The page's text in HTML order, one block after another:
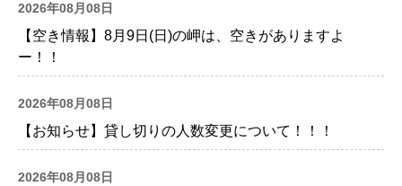
2026年08月08日
【空き情報】8月9日(日)の岬は、空きがありますよ
ー！！
2026年08月08日
【お知らせ】貸し切りの人数変更について！！！
2026年08月08日